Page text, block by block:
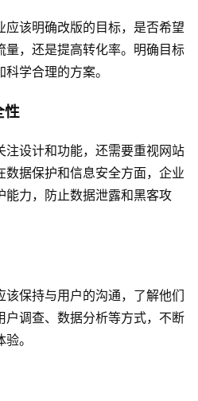
该明确改版的目标，是否希望
，还是提高转化率。明确目标
学合理的方案。
性
设计和功能，还需要重视网站
据保护和信息安全方面，企业
力，防止数据泄露和黑客攻
保持与用户的沟通，了解他们
户调查、数据分析等方式，不断
。